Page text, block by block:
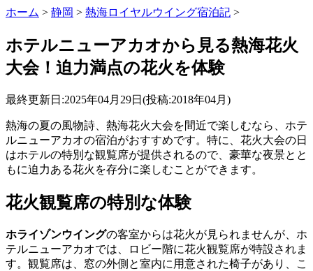
ホーム > 静岡 > 熱海ロイヤルウイング宿泊記 >
ホテルニューアカオから見る熱海花火
大会！迫力満点の花火を体験
最終更新日:2025年04月29日(投稿:2018年04月)
熱海の夏の風物詩、熱海花火大会を間近で楽しむなら、ホテ
ルニューアカオの宿泊がおすすめです。特に、花火大会の日
はホテルの特別な観覧席が提供されるので、豪華な夜景とと
もに迫力ある花火を存分に楽しむことができます。
花火観覧席の特別な体験
ホライゾンウイングの客室からは花火が見られませんが、ホ
テルニューアカオでは、ロビー階に花火観覧席が特設されま
す。観覧席は、窓の外側と室内に用意された椅子があり、こ